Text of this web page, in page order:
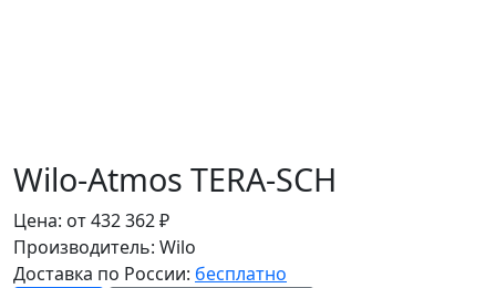
Wilo-Atmos TERA-SCH
Цена: от432 362₽
Производитель: Wilo
Доставка по России: бесплатно